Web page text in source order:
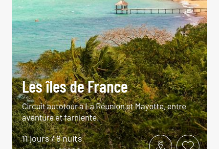
Les îles de France
Circuit autotour à La Réunion et Mayotte, entre
aventure et farniente.
11 jours / 8 nuits